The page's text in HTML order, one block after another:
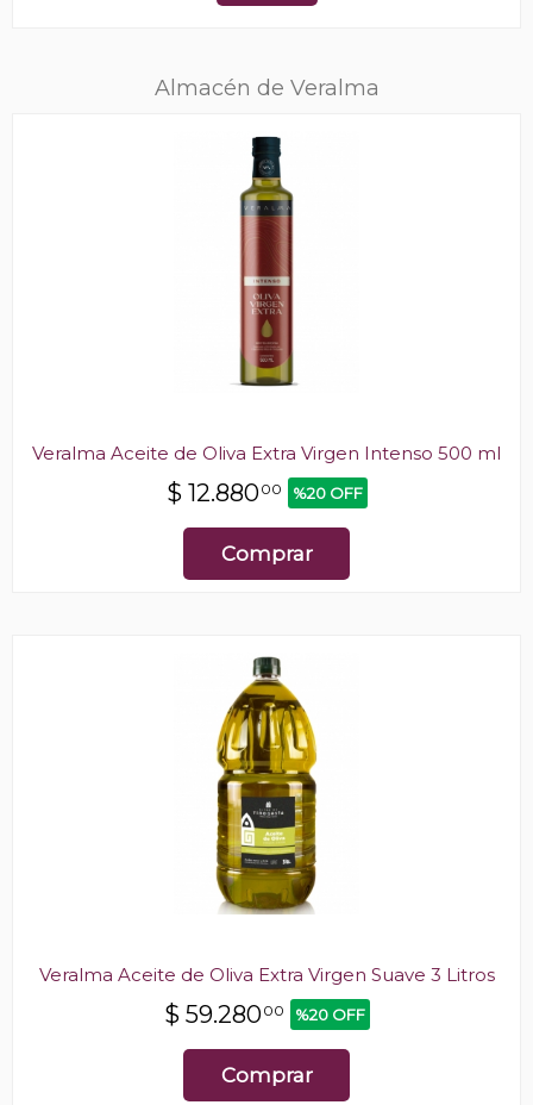
Almacén de Veralma
Veralma Aceite de Oliva Extra Virgen Intenso 500 ml
$ 12.88000 %20 OFF
Comprar
Veralma Aceite de Oliva Extra Virgen Suave 3 Litros
$ 59.28000 %20 OFF
Comprar